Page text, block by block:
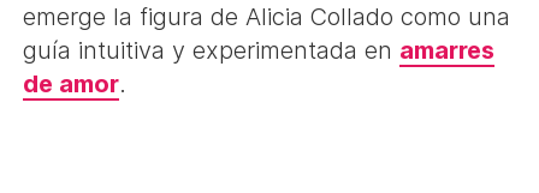
emerge la figura de Alicia Collado como una
guía intuitiva y experimentada en amarres
de amor.